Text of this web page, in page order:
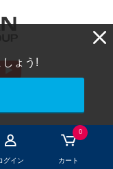
グイン
0
カート
ょう!